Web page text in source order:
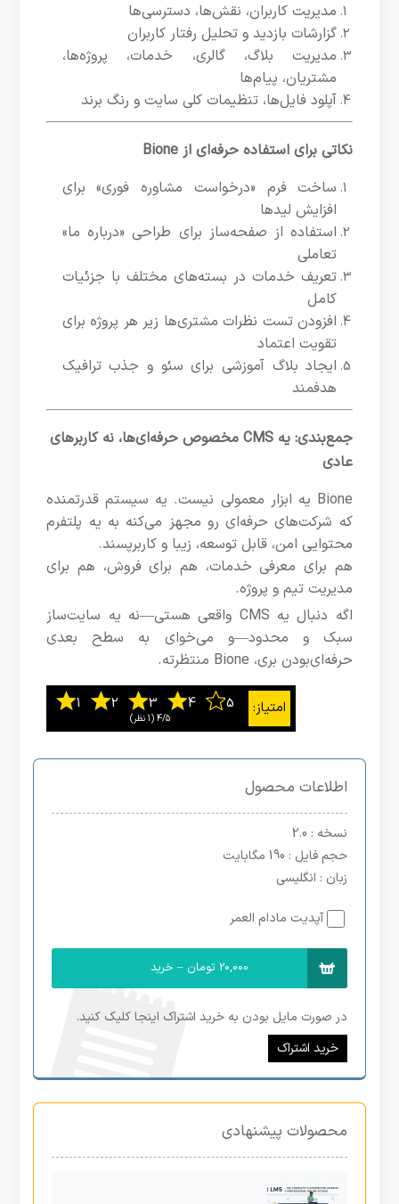
مدیریت کاربران، نقش‌ها، دسترسی‌ها
گزارشات بازدید و تحلیل رفتار کاربران
مدیریت بلاگ، گالری، خدمات، پروژه‌ها،
مشتریان، پیام‌ها
آپلود فایل‌ها، تنظیمات کلی سایت و رنگ برند
نکاتی برای استفاده حرفه‌ای از Bione
ساخت فرم «درخواست مشاوره فوری» برای
افزایش لیدها
استفاده از صفحه‌ساز برای طراحی «درباره ما»
تعاملی
تعریف خدمات در بسته‌های مختلف با جزئیات
کامل
افزودن تست نظرات مشتری‌ها زیر هر پروژه برای
تقویت اعتماد
ایجاد بلاگ آموزشی برای سئو و جذب ترافیک
هدفمند
جمع‌بندی: یه CMS مخصوص حرفه‌ای‌ها، نه کاربرهای
عادی
Bione یه ابزار معمولی نیست. یه سیستم قدرتمنده
که شرکت‌های حرفه‌ای رو مجهز می‌کنه به یه پلتفرم
محتوایی امن، قابل توسعه، زیبا و کاربرپسند.
هم برای معرفی خدمات، هم برای فروش، هم برای
مدیریت تیم و پروژه.
اگه دنبال یه CMS واقعی هستی—نه یه سایت‌ساز
سبک و محدود—و می‌خوای به سطح بعدی
حرفه‌ای‌بودن بری، Bione منتظرته.
4/5 ‫(1 نظر)
اطلاعات محصول
نسخه : 2.0
حجم فایل : 190 مگابایت
زبان : انگلیسی
آپدیت مادام العمر
20,000 تومان – خرید
در صورت مایل بودن به خرید اشتراک اینجا کلیک کنید.
خرید اشتراک
محصولات پیشنهادی